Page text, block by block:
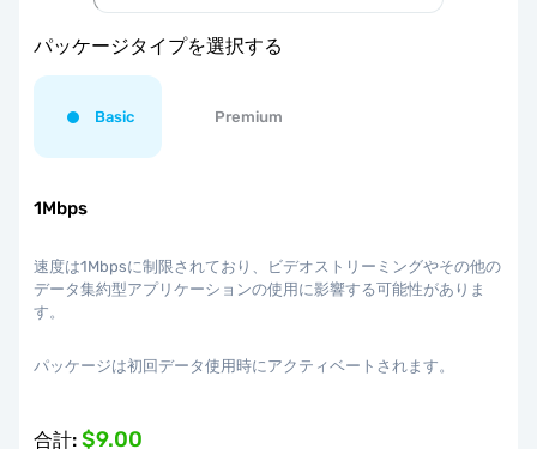
パッケージタイプを選択する
Basic Premium
1Mbps
速度は1Mbpsに制限されており、ビデオストリーミングやその他の
データ集約型アプリケーションの使用に影響する可能性がありま
す。
パッケージは初回データ使用時にアクティベートされます。
合計: $9.00